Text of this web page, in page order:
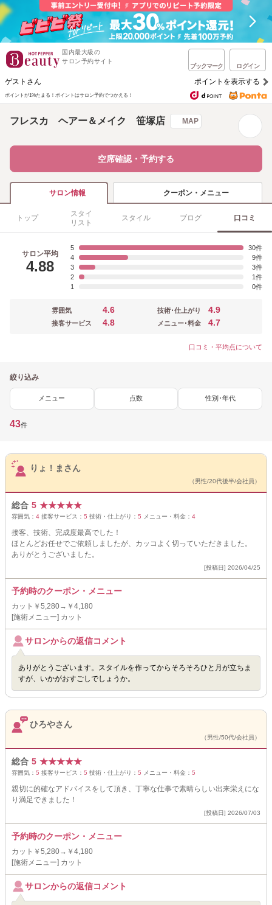
国内最大級の
サロン予約サイト
ブックマーク ログイン
ゲストさん ポイントを表示する
ポイントが1%たまる！ ポイントはサロン予約でつかえる！
フレスカ ヘアー＆メイク 笹塚店 MAP
空席確認・予約する
サロン情報 クーポン・メニュー
トップ
スタイ
リスト
スタイル ブログ 口コミ
サロン平均
4.88
5
30
4
9
3
3
2
1
1
0
雰囲気 4.6
接客サービス 4.8
技術･仕上がり 4.9
メニュー･料金 4.7
口コミ・平均点について
絞り込み
メニュー 点数 性別･年代
43件
サロンPick Up
りょ！まさん
（男性/20代後半/会社員）
総合 5 ★★★★★
雰囲気： 4 接客サービス： 5 技術・仕上がり： 5 メニュー・料金： 4
接客、技術、完成度最高でした！
ほとんどお任せでご依頼しましたが、カッコよく切っていただきました。
ありがとうございました。
[投稿日] 2026/04/25
予約時のクーポン・メニュー
カット￥5,280→￥4,180
[施術メニュー] カット
サロンからの返信コメント
ありがとうございます。スタイルを作ってからそろそろひと月が立ちま
すが、いかがおすごしでしょうか。
ひろやさん
（男性/50代/会社員）
総合 5 ★★★★★
雰囲気： 5 接客サービス： 5 技術・仕上がり： 5 メニュー・料金： 5
親切に的確なアドバイスをして頂き、丁寧な仕事で素晴らしい出来栄えにな
り満足できました！
[投稿日] 2026/07/03
予約時のクーポン・メニュー
カット￥5,280→￥4,180
[施術メニュー] カット
サロンからの返信コメント